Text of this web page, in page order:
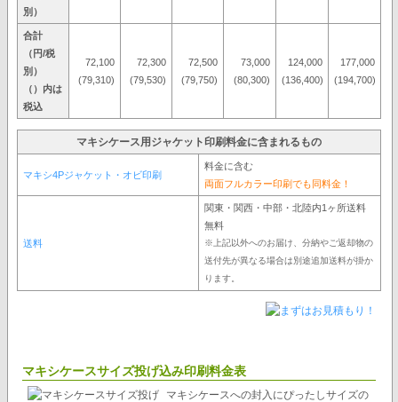
別）
合計
（円/税
別）
（）内は
税込
72,100
(79,310)
72,300
(79,530)
72,500
(79,750)
73,000
(80,300)
124,000
(136,400)
177,000
(194,700)
マキシケース用ジャケット印刷料金に含まれるもの
マキシ4Pジャケット・オビ印刷
料金に含む
両面フルカラー印刷でも同料金！
送料
関東・関西・中部・北陸内1ヶ所送料
無料
※上記以外へのお届け、分納やご返却物の
送付先が異なる場合は別途追加送料が掛か
ります。
マキシケースサイズ投げ込み印刷料金表
マキシケースへの封入にぴったしサイズの